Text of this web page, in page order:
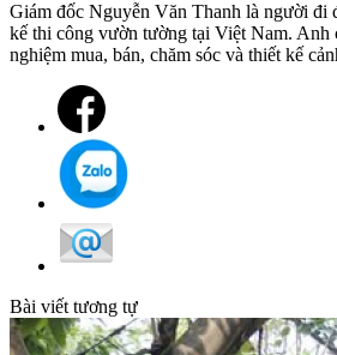
Giám đốc Nguyễn Văn Thanh là người đi
kế thi công vườn tường tại Việt Nam. Anh
nghiệm mua, bán, chăm sóc và thiết kế
Bài viết tương tự